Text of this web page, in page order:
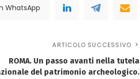
WhatsApp
ARTICOLO SUCCESSIVO
ROMA. Un passo avanti nella tutela
del patrimonio archeologico.